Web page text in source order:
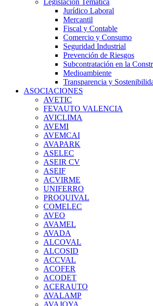
Legislación Temática
Jurídico Laboral
Mercantil
Fiscal y Contable
Comercio y Consumo
Seguridad Industrial
Prevención de Riesgos
Subcontratación en la
Medioambiente
Transparencia y
ASOCIACIONES
AVETIC
FEVAUTO VALENCIA
AVICLIMA
AVEMI
AVEMCAI
AVAPARK
ASELEC
ASEIR CV
ASEIF
ACVIRME
UNIFERRO
PROQUIVAL
COMELEC
AVEO
AVAMEL
AVADA
ALCOVAL
ALCOSID
ACCVAL
ACOFER
ACODET
ACERAUTO
AVALAMP
AVAJOYA